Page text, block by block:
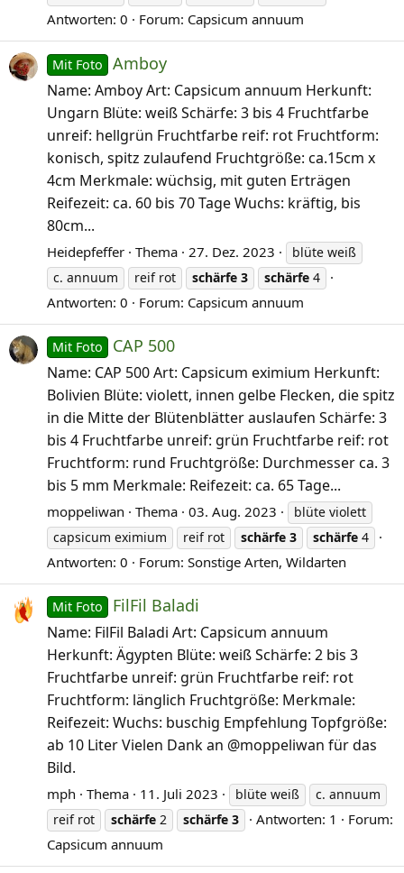
Antworten: 0 Forum: Capsicum annuum
Mit Foto Amboy
Name: Amboy Art: Capsicum annuum Herkunft:
Ungarn Blüte: weiß Schärfe: 3 bis 4 Fruchtfarbe
unreif: hellgrün Fruchtfarbe reif: rot Fruchtform:
konisch, spitz zulaufend Fruchtgröße: ca.15cm x
4cm Merkmale: wüchsig, mit guten Erträgen
Reifezeit: ca. 60 bis 70 Tage Wuchs: kräftig, bis
80cm...
Heidepfeffer Thema 27. Dez. 2023
blüte weiß
c. annuum
reif rot schärfe 3 schärfe 4
Antworten: 0 Forum: Capsicum annuum
Mit Foto CAP 500
Name: CAP 500 Art: Capsicum eximium Herkunft:
Bolivien Blüte: violett, innen gelbe Flecken, die spitz
in die Mitte der Blütenblätter auslaufen Schärfe: 3
bis 4 Fruchtfarbe unreif: grün Fruchtfarbe reif: rot
Fruchtform: rund Fruchtgröße: Durchmesser ca. 3
bis 5 mm Merkmale: Reifezeit: ca. 65 Tage...
moppeliwan Thema 03. Aug. 2023
blüte violett
capsicum eximium
reif rot schärfe 3 schärfe 4
Antworten: 0 Forum: Sonstige Arten, Wildarten
Mit Foto FilFil Baladi
Name: FilFil Baladi Art: Capsicum annuum
Herkunft: Ägypten Blüte: weiß Schärfe: 2 bis 3
Fruchtfarbe unreif: grün Fruchtfarbe reif: rot
Fruchtform: länglich Fruchtgröße: Merkmale:
Reifezeit: Wuchs: buschig Empfehlung Topfgröße:
ab 10 Liter Vielen Dank an @moppeliwan für das
Bild.
mph Thema 11. Juli 2023 blüte weiß
c. annuum
reif rot
schärfe 2 schärfe 3 Antworten: 1
Forum:
Capsicum annuum